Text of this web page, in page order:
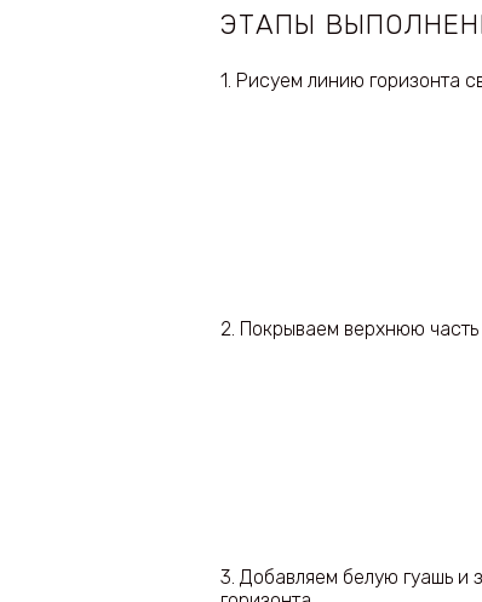
ЭТАПЫ
1. Рисуем линию горизонта
2. Покрываем верхнюю
3. Добавляем белую гуашь и